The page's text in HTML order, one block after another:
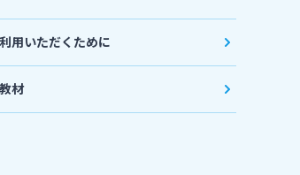
用いただくために
材